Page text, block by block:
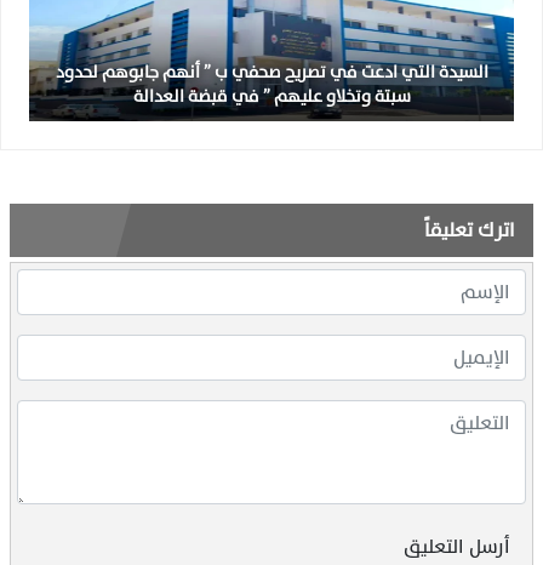
السيدة التي ادعت في تصريح صحفي ب ” أنهم جابوهم لحدود
سبتة وتخلاو عليهم ” في قبضة العدالة
اترك تعليقاً
أرسل التعليق